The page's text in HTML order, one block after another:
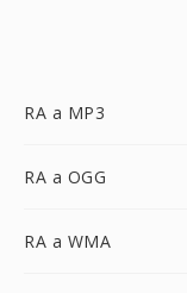
RA a MP3
RA a OGG
RA a WMA